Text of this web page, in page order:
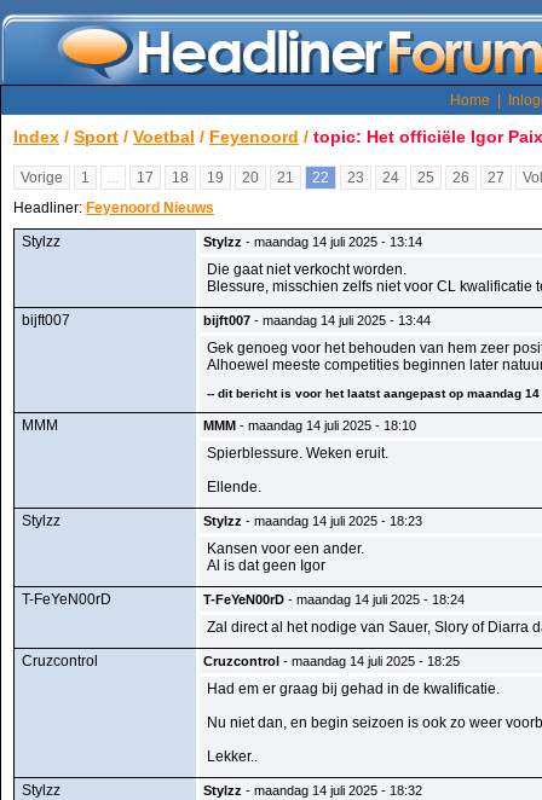
Home
Index / Sport / Voetbal / Feyenoord / topic: Het officiële Igor
Vorige 1 ... 17 18 19 20 21 22 23 24 25 26 27
Headliner: Feyenoord Nieuws
Stylzz
Stylzz - maandag 14 juli 2025 - 13:14
Die gaat niet verkocht worden.
Blessure, misschien zelfs niet voor CL kwalificatie
bijft007
bijft007 - maandag 14 juli 2025 - 13:44
Gek genoeg voor het behouden van hem zeer
Alhoewel meeste competities beginnen later
-- dit bericht is voor het laatst aangepast op maandag
MMM MMM - maandag 14 juli 2025 - 18:10
Spierblessure. Weken eruit.
Ellende.
Stylzz
Stylzz - maandag 14 juli 2025 - 18:23
Kansen voor een ander.
Al is dat geen Igor
T-FeYeN00rD
T-FeYeN00rD - maandag 14 juli 2025 - 18:24
Zal direct al het nodige van Sauer, Slory of Diarra
Cruzcontrol
Cruzcontrol - maandag 14 juli 2025 - 18:25
Had em er graag bij gehad in de kwalificatie.
Nu niet dan, en begin seizoen is ook zo weer
Lekker..
Stylzz
Stylzz - maandag 14 juli 2025 - 18:32